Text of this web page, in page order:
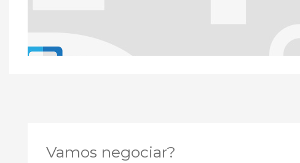
Vamos negociar?